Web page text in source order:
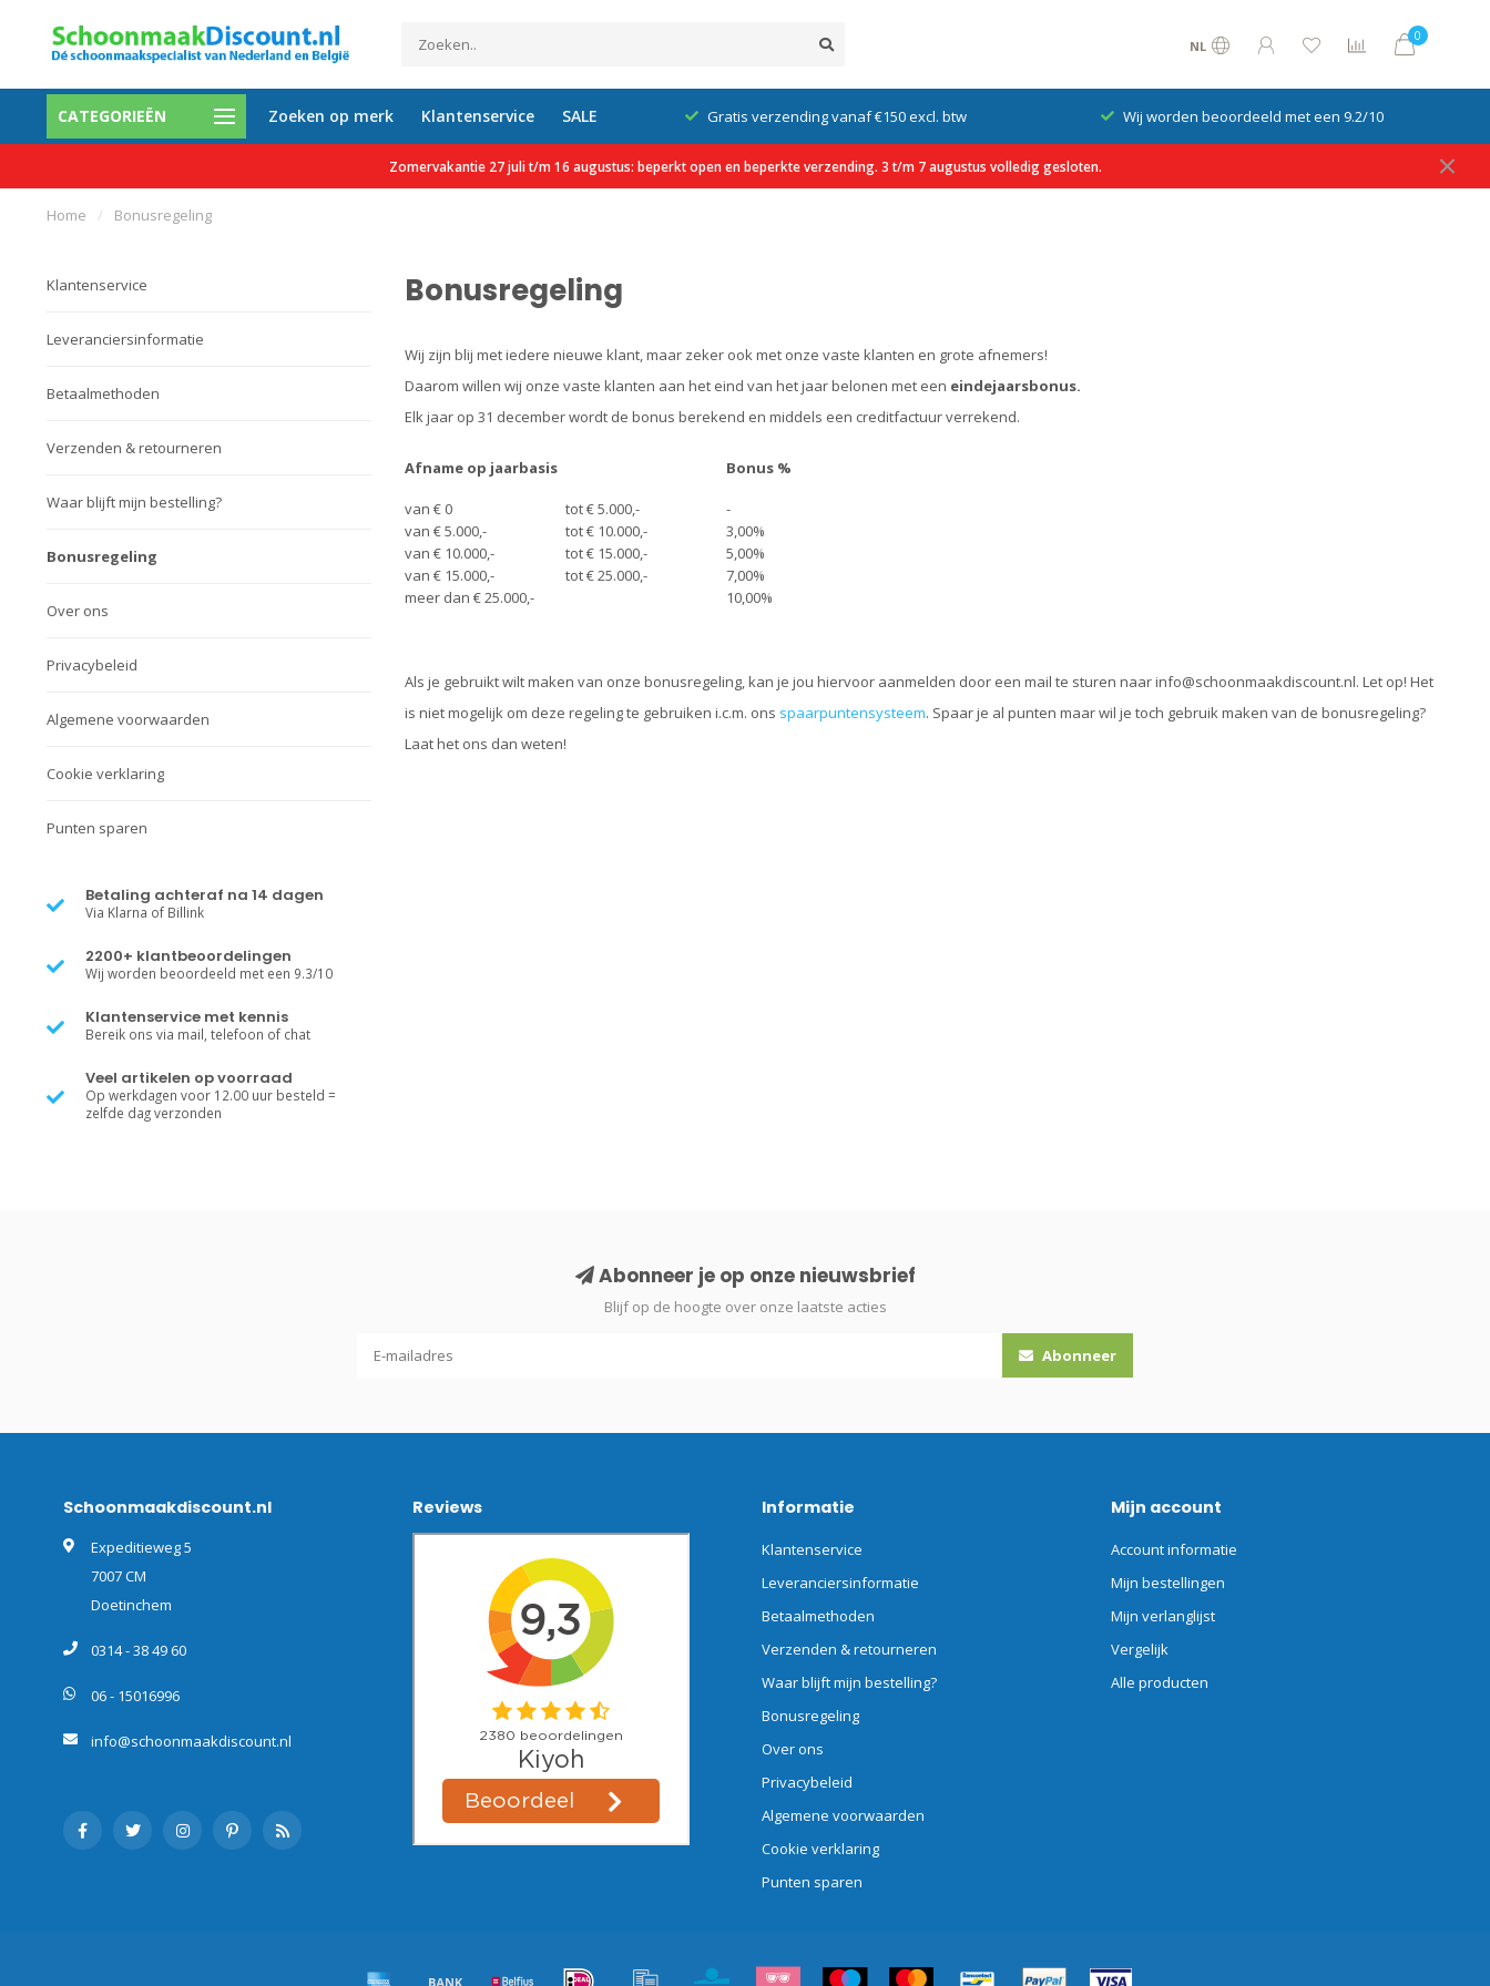
NL
0
CATEGORIEËN Zoeken op merk Klantenservice SALE
mogelijk Al meer dan 35.000 tevreden klanten Gratis verzending vanaf €150 excl. btw Wij worden beoordeeld met een 9.2/10
Zomervakantie 27 juli t/m 16 augustus: beperkt open en beperkte verzending. 3 t/m 7 augustus volledig gesloten.
Home / Bonusregeling
Klantenservice
Leveranciersinformatie
Betaalmethoden
Verzenden & retourneren
Waar blijft mijn bestelling?
Bonusregeling
Over ons
Privacybeleid
Algemene voorwaarden
Cookie verklaring
Punten sparen
Betaling achteraf na 14 dagen
Via Klarna of Billink
2200+ klantbeoordelingen
Wij worden beoordeeld met een 9.3/10
Klantenservice met kennis
Bereik ons via mail, telefoon of chat
Veel artikelen op voorraad
Op werkdagen voor 12.00 uur besteld =
zelfde dag verzonden
Bonusregeling
Wij zijn blij met iedere nieuwe klant, maar zeker ook met onze vaste klanten en grote afnemers!
Daarom willen wij onze vaste klanten aan het eind van het jaar belonen met een eindejaarsbonus.
Elk jaar op 31 december wordt de bonus berekend en middels een creditfactuur verrekend.
Afname op jaarbasis Bonus %
van € 0 tot € 5.000,-
-
van € 5.000,-
tot € 10.000,-
3,00%
van € 10.000,-
tot € 15.000,-
5,00%
van € 15.000,-
tot € 25.000,-
7,00%
meer dan € 25.000,-
10,00%
Als je gebruikt wilt maken van onze bonusregeling, kan je jou hiervoor aanmelden door een mail te sturen naarinfo@schoonmaakdiscount.nl. Let op! Het
is niet mogelijk om deze regeling te gebruiken i.c.m. ons spaarpuntensysteem. Spaar je al punten maar wil je toch gebruik maken van de bonusregeling?
Laat het ons dan weten!
Abonneer je op onze nieuwsbrief
Blijf op de hoogte over onze laatste acties
Abonneer
Schoonmaakdiscount.nl
Expeditieweg 5
7007 CM
Doetinchem
0314 - 38 49 60
06 - 15016996
info@schoonmaakdiscount.nl
Reviews Informatie
Klantenservice
Leveranciersinformatie
Betaalmethoden
Verzenden & retourneren
Waar blijft mijn bestelling?
Bonusregeling
Over ons
Privacybeleid
Algemene voorwaarden
Cookie verklaring
Punten sparen
Mijn account
Account informatie
Mijn bestellingen
Mijn verlanglijst
Vergelijk
Alle producten